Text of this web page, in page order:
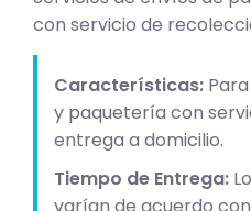
con servicio de
Características:
y paquetería con
entrega a domicilio.
Tiempo de Entrega:
varían de acuerdo